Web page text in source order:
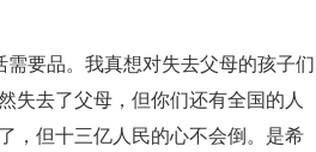
要品。我真想对失去父母的孩子们
失去了父母，但你们还有全国的人
，但十三亿人民的心不会倒。是希